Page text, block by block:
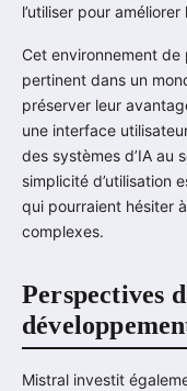
l’utiliser pour
Cet environnement de
pertinent dans un
préserver leur
une interface
des systèmes d’IA au
simplicité d’utilisation
qui pourraient hésiter
complexes.
Perspectives
Mistral investit